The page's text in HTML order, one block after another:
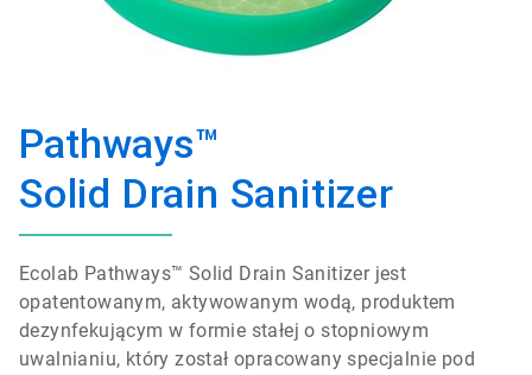
Pathways™
Solid Drain Sanitizer
Ecolab Pathways™ Solid Drain Sanitizer jest
opatentowanym, aktywowanym wodą, produktem
dezynfekującym w formie stałej o stopniowym
uwalnianiu, który został opracowany specjalnie pod